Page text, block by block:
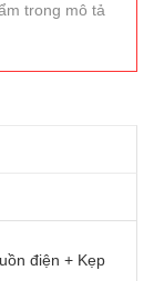
trong mô tả
điện + Kẹp